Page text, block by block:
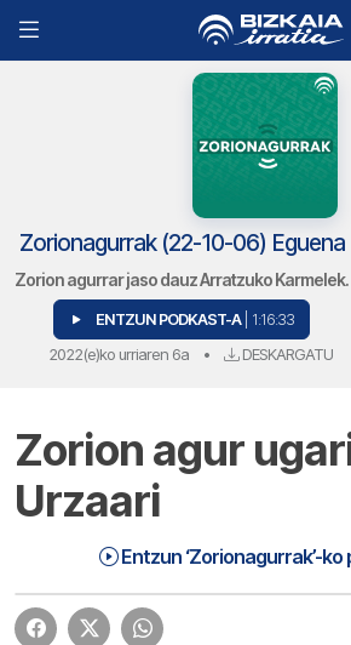
Zorionagurrak (22-10-06) Eguena
Zorion agurrar jaso dauz Arratzuko Karmelek.
ENTZUN PODKAST-A | 1:16:33
2022(e)ko urriaren 6a • DESKARGATU
Zorion agur
Urzaari
Entzun ‘Zorionagurrak’-
1:16:33 Zorionagurrak (22-10-06)